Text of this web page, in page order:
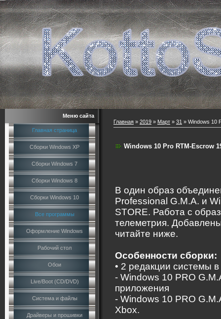
Меню сайта
Главная страница
Сборки Windows XP
Сборки Windows 7
Сборки Windows 8
Сборки Windows 10
Все программы
Оформление Windows
Рабочий стол
Обои
Live/Boot (CD/DVD)
Система и файлы
Драйверы и прошивки
Главная » 2019 » Март » 31 » Windows 10
Windows 10 Pro RTM-Escrow
В один образ
Professional G.M.A. и
STORE. Работа с
телеметрия.
читайте ниже.
Особенности сборки:
• 2 редакции системы
- Windows 10 PRO
приложения
- Windows 10 PRO
Xbox.